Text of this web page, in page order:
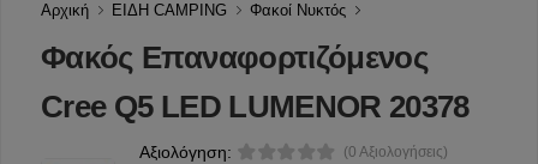
Αρχική ΕΙΔΗ CAMPING Φακοί Νυκτός
Φακός Επαναφορτιζόμενος
Cree Q5 LED LUMENOR 20378
Αξιολόγηση: (0 Αξιολογήσεις)